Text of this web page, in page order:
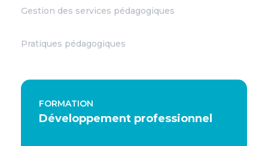
Gestion des services pédagogiques
Pratiques pédagogiques
FORMATION
Développement professionnel